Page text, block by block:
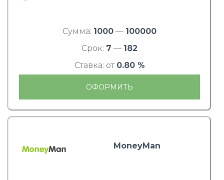
Сумма: 1000 — 100000
Срок: 7 — 182
Ставка: от 0.80 %
ОФОРМИТЬ
MoneyMan